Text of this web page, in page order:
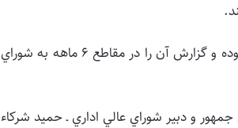
7 ـ سازمان مديريت و برنامه ريزي کشور موظف است بر اجراي اين مصوبه نظارت نموده و گزارش آن را در مقاطع 6 ماهه به شوراي
و دبير شوراي عالي اداري ـ حميد شرکاء